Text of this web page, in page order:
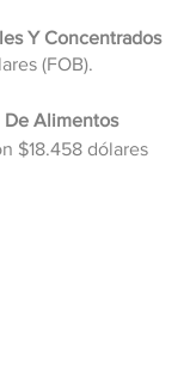
Y Concentrados
(FOB).
De Alimentos
$18.458 dólares